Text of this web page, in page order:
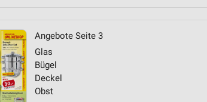
Angebote Seite 3
Glas
Bügel
Deckel
Obst